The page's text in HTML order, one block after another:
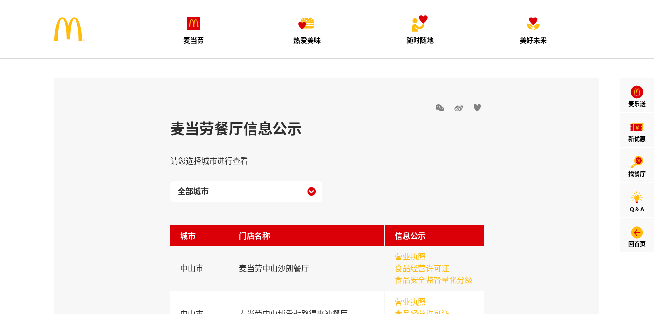
麦当劳 热爱美味 随时随地 美好未来
麦乐送
新优惠
找餐厅
Q & A
回首页
  
麦当劳餐厅信息公示
请您选择城市进行查看

城市 门店名称 信息公示
中山市 麦当劳中山沙朗餐厅
营业执照
食品经营许可证
食品安全监督量化分级
营业执照